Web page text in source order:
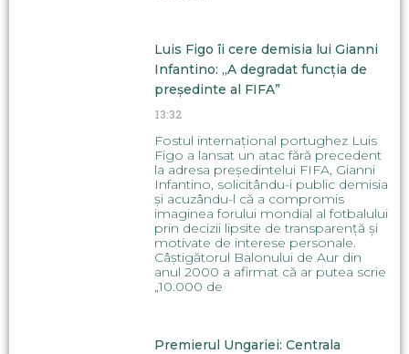
Luis Figo îi cere demisia lui Gianni
Infantino: „A degradat funcția de
președinte al FIFA”
13:32
Fostul internațional portughez Luis
Figo a lansat un atac fără precedent
la adresa președintelui FIFA, Gianni
Infantino, solicitându-i public demisia
și acuzându-l că a compromis
imaginea forului mondial al fotbalului
prin decizii lipsite de transparență și
motivate de interese personale.
Câștigătorul Balonului de Aur din
anul 2000 a afirmat că ar putea scrie
„10.000 de
Premierul Ungariei: Centrala